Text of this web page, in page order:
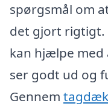
spørgsmål om
det gjort rigtigt.
kan hjælpe med
ser godt ud og
Gennem